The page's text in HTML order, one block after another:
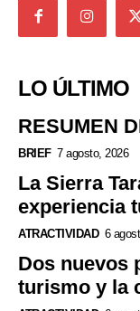
LO ÚLTIMO
RESUMEN
BRIEF 7 agosto, 2026
La Sierra
experiencia
ATRACTIVIDAD 6
Dos nuevos
turismo y la